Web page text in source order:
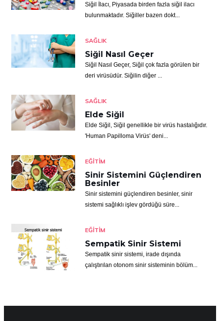
Siğil İlacı, Piyasada birden fazla siğil ilacı
bulunmaktadır. Siğiller bazen dokt...
SAĞLIK
Siğil Nasıl Geçer
Siğil Nasıl Geçer, Siğil çok fazla görülen bir
deri virüsüdür. Siğilin diğer ...
SAĞLIK
Elde Siğil
Elde Siğil, Siğil genellikle bir virüs hastalığıdır.
'Human Papilloma Virüs' deni...
EĞITIM
Sinir Sistemini Güçlendiren
Besinler
Sinir sistemini güçlendiren besinler, sinir
sistemi sağlıklı işlev gördüğü süre...
EĞITIM
Sempatik Sinir Sistemi
Sempatik sinir sistemi, irade dışında
çalıştırılan otonom sinir sisteminin bölüm...